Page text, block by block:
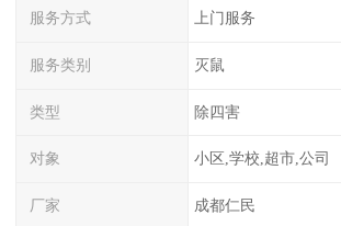
服务方式 上门服务
服务类别 灭鼠
类型 除四害
对象 小区,学校,超市,公司
厂家 成都仁民